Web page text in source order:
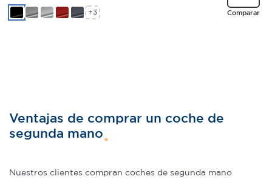
Comparar
+3
Ventajas de comprar un coche de
segunda mano
Nuestros clientes compran coches de segunda mano